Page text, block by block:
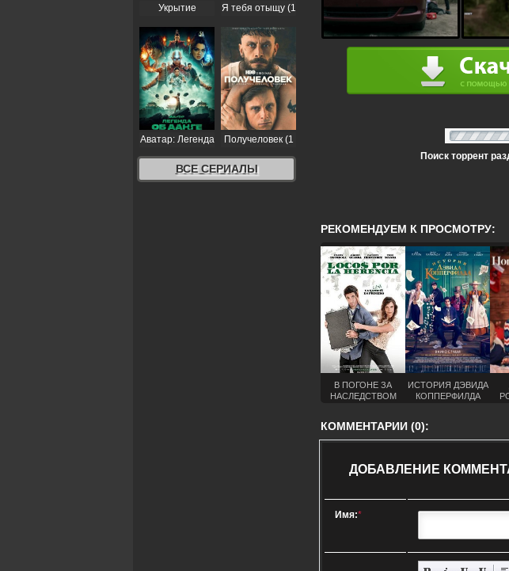
Укрытие
сезон)
Я тебя отыщу (1
Аватар: Легенда
об Аанге (2
сезон)
Получеловек (1
сезон)
ВСЕ СЕРИАЛЫ
Поиск торрент
РЕКОМЕНДУЕМ К ПРОСМОТРУ:
В ПОГОНЕ ЗА
НАСЛЕДСТВОМ
ИСТОРИЯ ДЭВИДА
КОППЕРФИЛДА
КОММЕНТАРИИ (0):
ДОБАВЛЕНИЕ
Имя:*